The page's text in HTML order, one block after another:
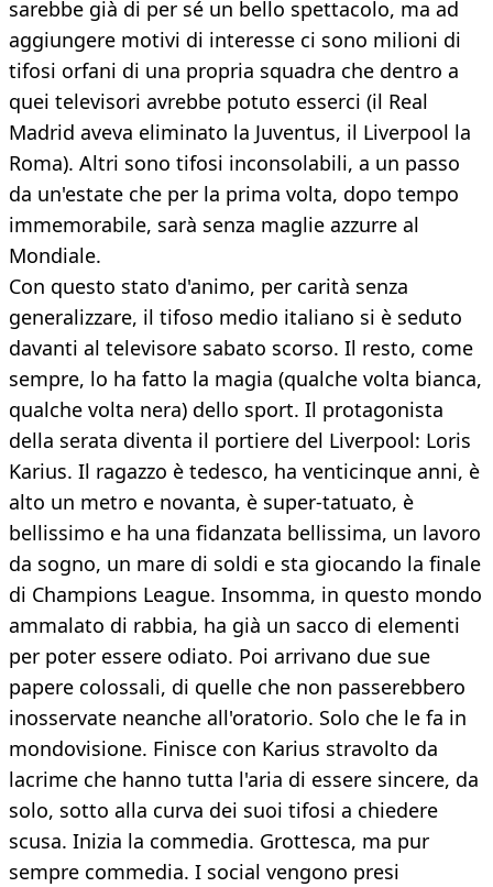
sarebbe già di per sé un bello spettacolo, ma ad
aggiungere motivi di interesse ci sono milioni di
tifosi orfani di una propria squadra che dentro a
quei televisori avrebbe potuto esserci (il Real
Madrid aveva eliminato la Juventus, il Liverpool la
Roma). Altri sono tifosi inconsolabili, a un passo
da un'estate che per la prima volta, dopo tempo
immemorabile, sarà senza maglie azzurre al
Mondiale.
Con questo stato d'animo, per carità senza
generalizzare, il tifoso medio italiano si è seduto
davanti al televisore sabato scorso. Il resto, come
sempre, lo ha fatto la magia (qualche volta bianca,
qualche volta nera) dello sport. Il protagonista
della serata diventa il portiere del Liverpool: Loris
Karius. Il ragazzo è tedesco, ha venticinque anni, è
alto un metro e novanta, è super-tatuato, è
bellissimo e ha una fidanzata bellissima, un lavoro
da sogno, un mare di soldi e sta giocando la finale
di Champions League. Insomma, in questo mondo
ammalato di rabbia, ha già un sacco di elementi
per poter essere odiato. Poi arrivano due sue
papere colossali, di quelle che non passerebbero
inosservate neanche all'oratorio. Solo che le fa in
mondovisione. Finisce con Karius stravolto da
lacrime che hanno tutta l'aria di essere sincere, da
solo, sotto alla curva dei suoi tifosi a chiedere
scusa. Inizia la commedia. Grottesca, ma pur
sempre commedia. I social vengono presi